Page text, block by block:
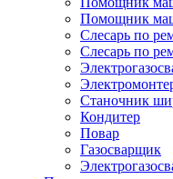
Помощник
Слесарь по
Слесарь по
Станочник
Кондитер
Повар
Газосварщик